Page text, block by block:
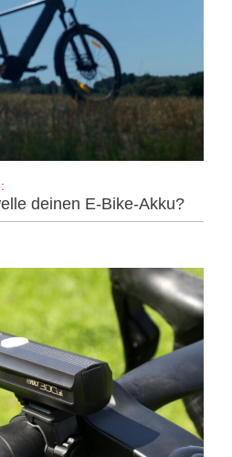
deinen E-Bike-Akku?